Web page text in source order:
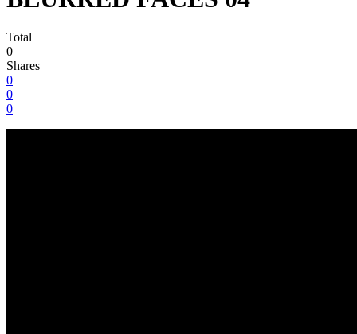
Total
0
Shares
0
0
0